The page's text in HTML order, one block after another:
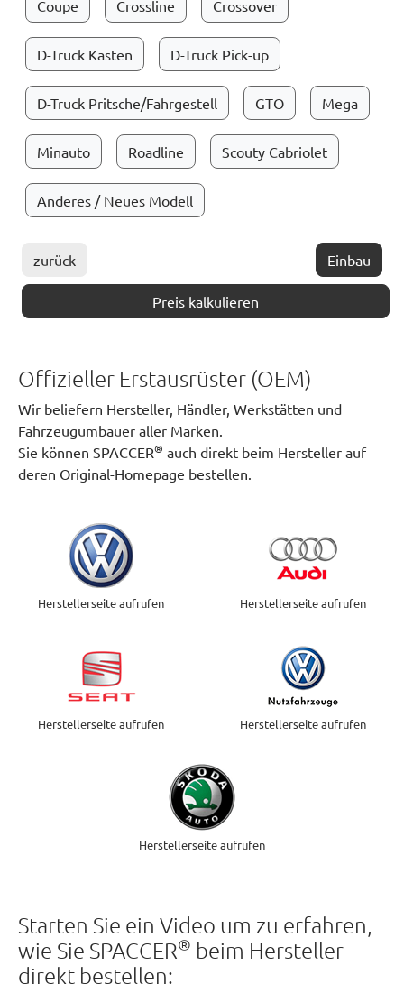
Coupe Crossline Crossover
D-Truck Kasten D-Truck Pick-up
D-Truck Pritsche/Fahrgestell GTO Mega
Minauto Roadline Scouty Cabriolet
Anderes / Neues Modell
zurück Einbau
Preis kalkulieren
Offizieller Erstausrüster (OEM)
Wir beliefern Hersteller, Händler, Werkstätten und
Fahrzeugumbauer aller Marken.
Sie können SPACCER® auch direkt beim Hersteller auf
deren Original-Homepage bestellen.
Herstellerseite aufrufen Herstellerseite aufrufen
Herstellerseite aufrufen Herstellerseite aufrufen
Herstellerseite aufrufen
Starten Sie ein Video um zu erfahren,
wie Sie SPACCER® beim Hersteller
direkt bestellen: